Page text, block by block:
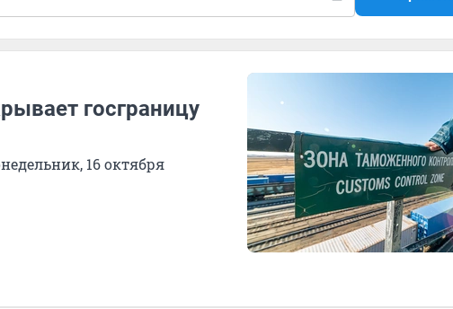
госграницу
16 октября